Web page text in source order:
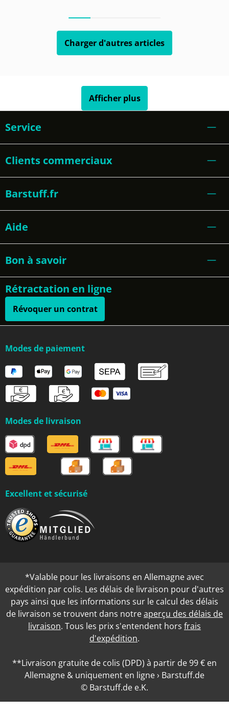
Charger d'autres articles
Afficher plus
Service
Clients commerciaux
Barstuff.fr
Aide
Bon à savoir
Rétractation en ligne
Révoquer un contrat
Modes de paiement
Modes de livraison
Excellent et sécurisé
*Valable pour les livraisons en Allemagne avec
expédition par colis. Les délais de livraison pour d'autres
pays ainsi que les informations sur le calcul des délais
de livraison se trouvent dans notreaperçu des délais de
livraison. Tous les prix s'entendent hors frais
d'expédition.
**Livraison gratuite de colis (DPD) à partir de 99 € en
Allemagne & uniquement en ligne › Barstuff.de
© Barstuff.de e.K.